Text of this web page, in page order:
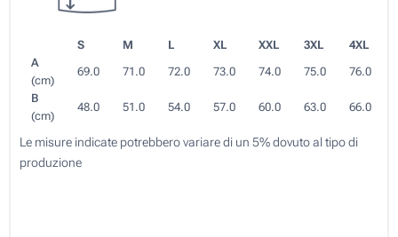
S M L XL XXL 3XL
4XL
A
(cm)
69.0 71.0 72.0 73.0 74.0 75.0
76.0
B
(cm)
48.0 51.0 54.0 57.0 60.0 63.0 66.0
Le misure indicate potrebbero variare di un 5% dovuto al tipo di
produzione